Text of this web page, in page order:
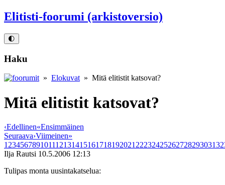
Elitisti-foorumi (arkistoversio)
🌓
Haku
» Elokuvat » Mitä elitistit katsovat?
Mitä elitistit katsovat?
‹Edellinen«Ensimmäinen
Seuraava›Viimeinen»
1 23456789101112131415161718192021 2223242526272829303132
Ilja Rautsi 10.5.2006 12:13
Tulipas monta uusintakatselua: